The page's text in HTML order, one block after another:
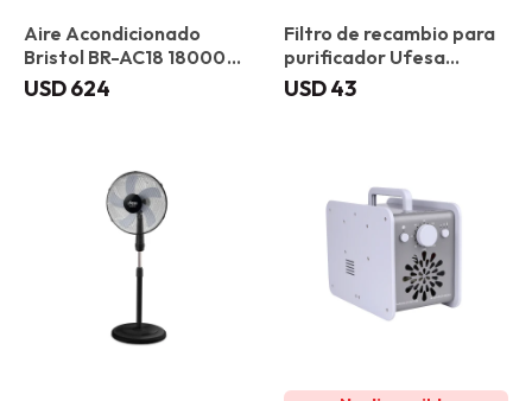
Aire Acondicionado
Bristol BR-AC18 18000
BTU
USD624
Filtro de recambio para
purificador Ufesa
PF4500F
USD43